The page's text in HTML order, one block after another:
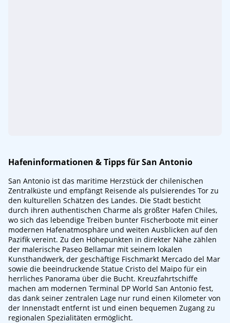
Hafeninformationen & Tipps für San Antonio
San Antonio ist das maritime Herzstück der chilenischen
Zentralküste und empfängt Reisende als pulsierendes Tor zu
den kulturellen Schätzen des Landes. Die Stadt besticht
durch ihren authentischen Charme als größter Hafen Chiles,
wo sich das lebendige Treiben bunter Fischerboote mit einer
modernen Hafenatmosphäre und weiten Ausblicken auf den
Pazifik vereint. Zu den Höhepunkten in direkter Nähe zählen
der malerische Paseo Bellamar mit seinem lokalen
Kunsthandwerk, der geschäftige Fischmarkt Mercado del Mar
sowie die beeindruckende Statue Cristo del Maipo für ein
herrliches Panorama über die Bucht. Kreuzfahrtschiffe
machen am modernen Terminal DP World San Antonio fest,
das dank seiner zentralen Lage nur rund einen Kilometer von
der Innenstadt entfernt ist und einen bequemen Zugang zu
regionalen Spezialitäten ermöglicht.